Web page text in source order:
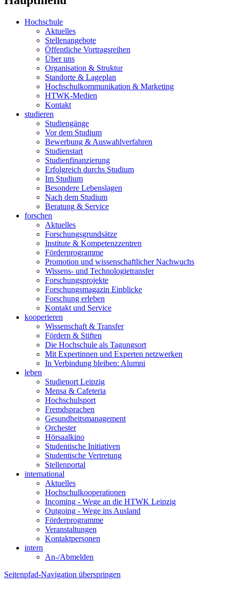
Hochschule
Aktuelles
Stellenangebote
Öffentliche Vortragsreihen
Über uns
Organisation & Struktur
Standorte & Lageplan
Hochschulkommunikation & Marketing
HTWK-Medien
Kontakt
studieren
Studiengänge
Vor dem Studium
Bewerbung & Auswahlverfahren
Studienstart
Studienfinanzierung
Erfolgreich durchs Studium
Im Studium
Besondere Lebenslagen
Nach dem Studium
Beratung & Service
forschen
Aktuelles
Forschungsgrundsätze
Institute & Kompetenzzentren
Förderprogramme
Promotion und wissenschaftlicher Nachwuchs
Wissens- und Technologietransfer
Forschungsprojekte
Forschungsmagazin Einblicke
Forschung erleben
Kontakt und Service
kooperieren
Wissenschaft & Transfer
Fördern & Stiften
Die Hochschule als Tagungsort
Mit Expertinnen und Experten netzwerken
In Verbindung bleiben: Alumni
leben
Studienort Leipzig
Mensa & Cafeteria
Hochschulsport
Fremdsprachen
Gesundheitsmanagement
Orchester
Hörsaalkino
Studentische Initiativen
Studentische Vertretung
Stellenportal
international
Aktuelles
Hochschulkooperationen
Incoming - Wege an die HTWK Leipzig
Outgoing - Wege ins Ausland
Förderprogramme
Veranstaltungen
Kontaktpersonen
intern
An-/Abmelden
Seitenpfad-Navigation überspringen